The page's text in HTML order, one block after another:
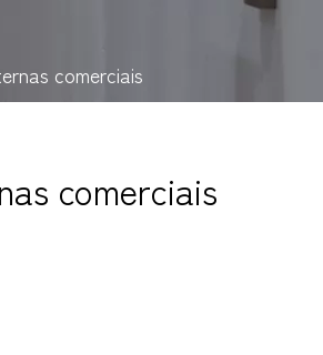
comerciais
comerciais